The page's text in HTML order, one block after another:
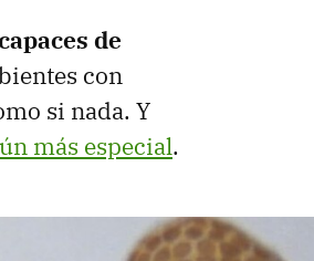
de
con
si nada. Y
más especial.